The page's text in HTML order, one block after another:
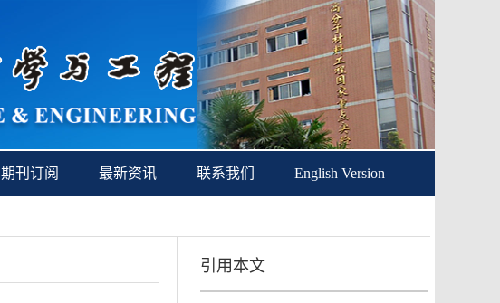
期刊订阅 最新资讯 联系我们 English Version
引用本文